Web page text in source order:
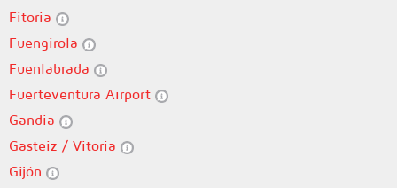
Fitoria
Fuengirola
Fuenlabrada
Fuerteventura Airport
Gandia
Gasteiz / Vitoria
Gijón